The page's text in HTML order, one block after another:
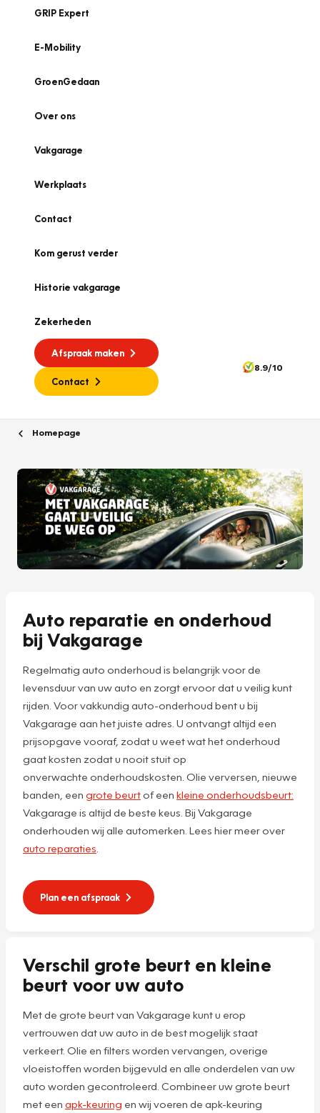
GRIP Expert
E-Mobility
GroenGedaan
Over ons
Vakgarage
Werkplaats
Contact
Kom gerust verder
Historie vakgarage
Zekerheden
Afspraak maken
Contact
8.9/10
Homepage
Auto reparatie en onderhoud
bij Vakgarage
Regelmatig auto onderhoud is belangrijk voor de
levensduur van uw auto en zorgt ervoor dat u veilig kunt
rijden. Voor vakkundig auto-onderhoud bent u bij
Vakgarage aan het juiste adres. U ontvangt altijd een
prijsopgave vooraf, zodat u weet wat het onderhoud
gaat kosten zodat u nooit stuit op
onverwachte onderhoudskosten. Olie verversen, nieuwe
banden, een grote beurtof een kleine onderhoudsbeurt:
Vakgarage is altijd de beste keus. Bij Vakgarage
onderhouden wij alle automerken. Lees hier meer over
auto reparaties
Plan een afspraak
Verschil grote beurt en kleine
beurt voor uw auto
Met de grote beurt van Vakgarage kunt u erop
vertrouwen dat uw auto in de best mogelijk staat
verkeert. Olie en filters worden vervangen, overige
vloeistoffen worden bijgevuld en alle onderdelen van uw
auto worden gecontroleerd. Combineer uw grote beurt
met een apk-keuring en wij voeren de apk-keuring